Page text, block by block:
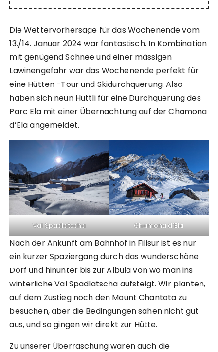
Die Wettervorhersage für das Wochenende vom
13./14. Januar 2024 war fantastisch. In Kombination
mit genügend Schnee und einer mässigen
Lawinengefahr war das Wochenende perfekt für
eine Hütten -Tour und Skidurchquerung. Also
haben sich neun Huttli für eine Durchquerung des
Parc Ela mit einer Übernachtung auf der Chamona
d’Ela angemeldet.
Val Spadlatscha Chamona d’Ela
Nach der Ankunft am Bahnhof in Filisur ist es nur
ein kurzer Spaziergang durch das wunderschöne
Dorf und hinunter bis zur Albula von wo man ins
winterliche Val Spadlatscha aufsteigt. Wir planten,
auf dem Zustieg noch den Mount Chantota zu
besuchen, aber die Bedingungen sahen nicht gut
aus, und so gingen wir direkt zur Hütte.
Zu unserer Überraschung waren auch die